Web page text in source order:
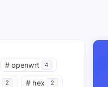
# openwrt 4
2 # hex 2